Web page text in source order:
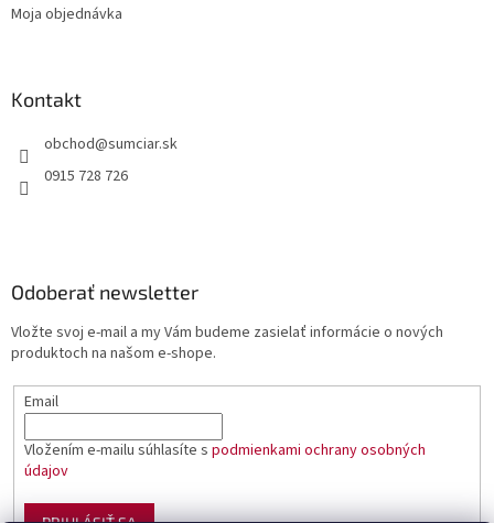
Moja objednávka
Kontakt
obchod@sumciar.sk
0915 728 726
Odoberať newsletter
Vložte svoj e-mail a my Vám budeme zasielať informácie o nových
produktoch na našom e-shope.
Email
Vložením e-mailu súhlasíte s podmienkami ochrany osobných
údajov